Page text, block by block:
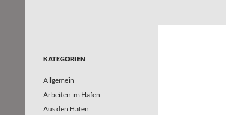
KATEGORIEN
Allgemein
Arbeiten im Hafen
Aus den Häfen